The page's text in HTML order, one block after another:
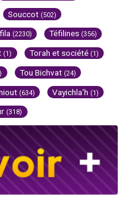
Souccot (502)
(2230) Téfilines (356)
(1) Torah et société (1)
Tou Bichvat (24)
(634) Vayichla'h (1)
(318)